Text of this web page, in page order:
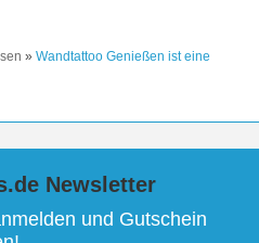
» Wandtattoo Genießen ist eine
Newsletter
und Gutschein